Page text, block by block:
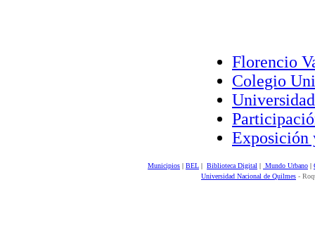
Florencio
Colegio
Exposición
Municipios | BEL | Biblioteca Digital | Mundo Urbano |
Universidad Nacional de Quilmes -